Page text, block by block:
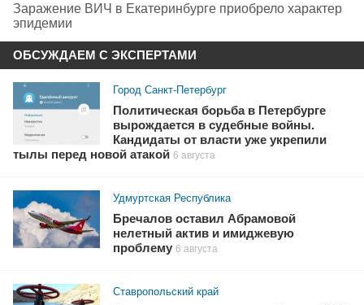
Заражение ВИЧ в Екатеринбурге приобрело характер
эпидемии
ОБСУЖДАЕМ С ЭКСПЕРТАМИ
Город Санкт-Петербург
Политическая борьба в Петербурге
вырождается в судебные войны.
Кандидаты от власти уже укрепили
тылы перед новой атакой 6 августа
Удмуртская Республика
Бречалов оставил Абрамовой
нелетный актив и имиджевую
проблему 6 августа
Ставропольский край